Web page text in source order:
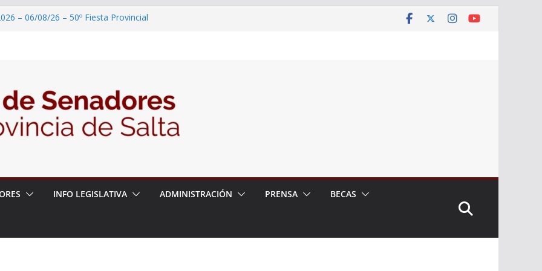
– 06/08/26 – 50º Fiesta Provincial
del Dr. Víctor Alfredo Frías
– 06/08/26 – 82° Edición de la Expo
– 06/08/26 – “Historia y memoria
del pueblo Kolla en el municipio de
INFO LEGISLATIVA ADMINISTRACIÓN PRENSA BECAS